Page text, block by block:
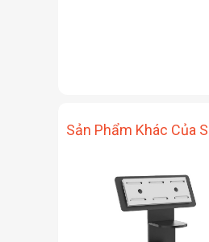
Sản Phẩm Khác Của